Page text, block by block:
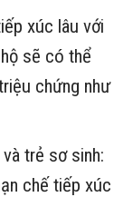
xúc lâu với
sẽ có thể
chứng như
trẻ sơ sinh:
chế tiếp xúc